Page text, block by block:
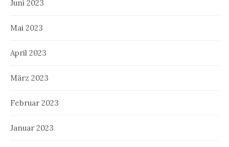
Juni 2023
Mai 2023
April 2023
März 2023
Februar 2023
Januar 2023